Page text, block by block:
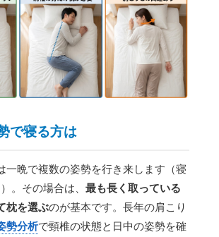
で寝る方は
一晩で複数の姿勢を行き来します（寝
。その場合は、最も長く取っている
枕を選ぶのが基本です。長年の肩こり
勢分析で頸椎の状態と日中の姿勢を確